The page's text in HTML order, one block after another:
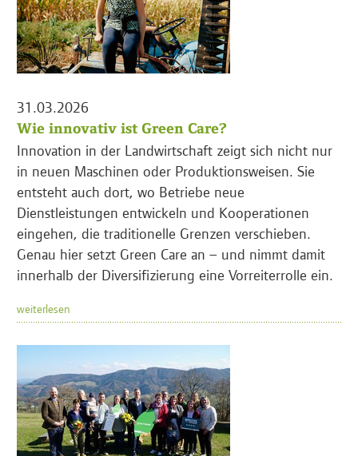
31.03.2026
Wie innovativ ist Green Care?
Innovation in der Landwirtschaft zeigt sich nicht nur
in neuen Maschinen oder Produktionsweisen. Sie
entsteht auch dort, wo Betriebe neue
Dienstleistungen entwickeln und Kooperationen
eingehen, die traditionelle Grenzen verschieben.
Genau hier setzt Green Care an – und nimmt damit
innerhalb der Diversifizierung eine Vorreiterrolle ein.
weiterlesen